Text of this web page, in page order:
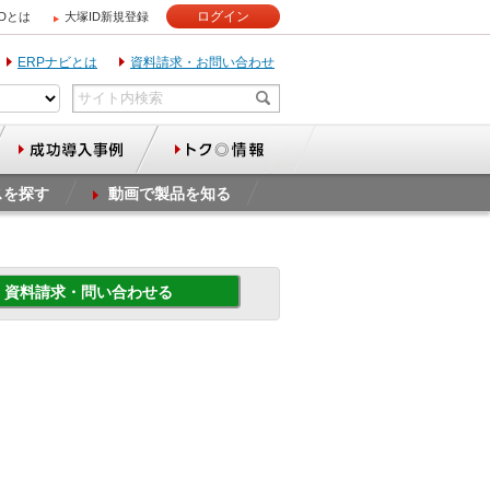
とは 大塚ID新規登録 ログイン
ERPナビとは 資料請求・お問い合わせ
探す 動画で製品を知る
資料請求・問い合わせる